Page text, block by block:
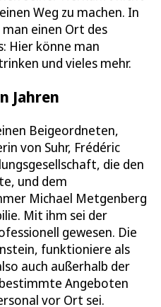
Weg zu machen. In
einen Ort des
Hier könne man
und vieles mehr.
Jahren
Beigeordneten,
von Suhr, Frédéric
die den
und dem
Michael Metgenberg
Mit ihm sei der
gewesen. Die
funktioniere als
auch außerhalb der
Angeboten
vor Ort sei.